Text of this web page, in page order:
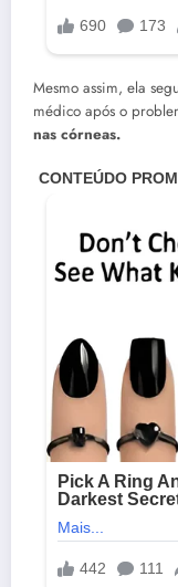
Mesmo assim, ela
médico após o
nas córneas.